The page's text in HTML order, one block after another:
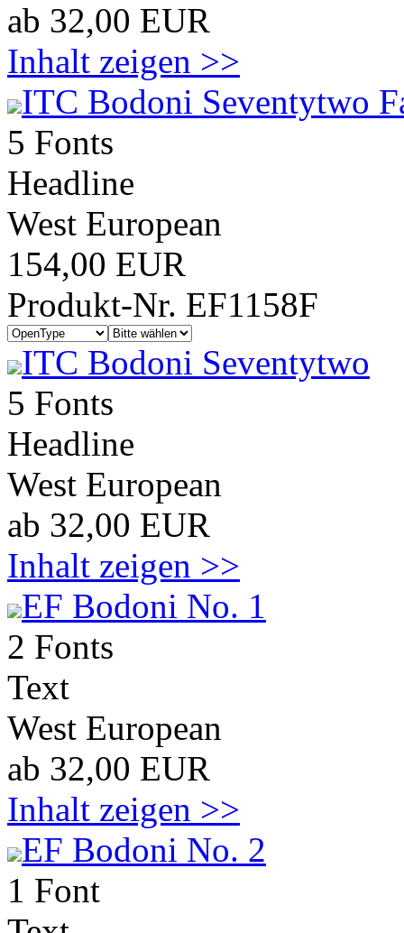
ab 32,00 EUR
Inhalt zeigen >>
ITC Bodoni Seventytwo
5 Fonts
Headline
West European
154,00 EUR
Produkt-Nr. EF1158F
ITC Bodoni Seventytwo
5 Fonts
Headline
West European
ab 32,00 EUR
Inhalt zeigen >>
EF Bodoni No. 1
2 Fonts
Text
West European
ab 32,00 EUR
Inhalt zeigen >>
EF Bodoni No. 2
1 Font